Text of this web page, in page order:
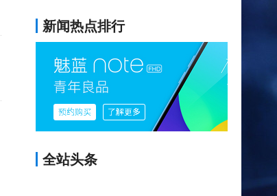
新闻热点排行
全站头条